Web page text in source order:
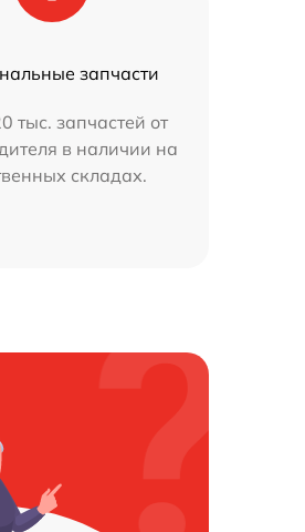
запчасти
тыс. запчастей от
в наличии на
складах.